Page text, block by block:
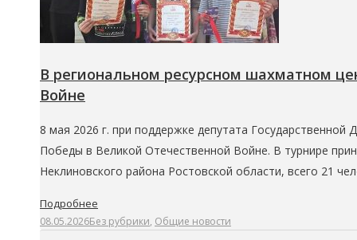
В региональном ресурсном шахматном
Войне
8 мая 2026 г. при поддержке депутата
Победы в Великой Отечественной Войне. В турнире
Неклиновского района Ростовской области, всего 21
Подробнее
08.05.2026Без рубрики, Общие новости